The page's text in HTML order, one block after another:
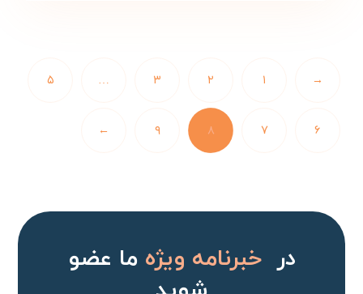
→ ۱ ۲ ۳ … ۵
۶ ۷ ۸ ۹ ←
درخبرنامه ویژهما عضو